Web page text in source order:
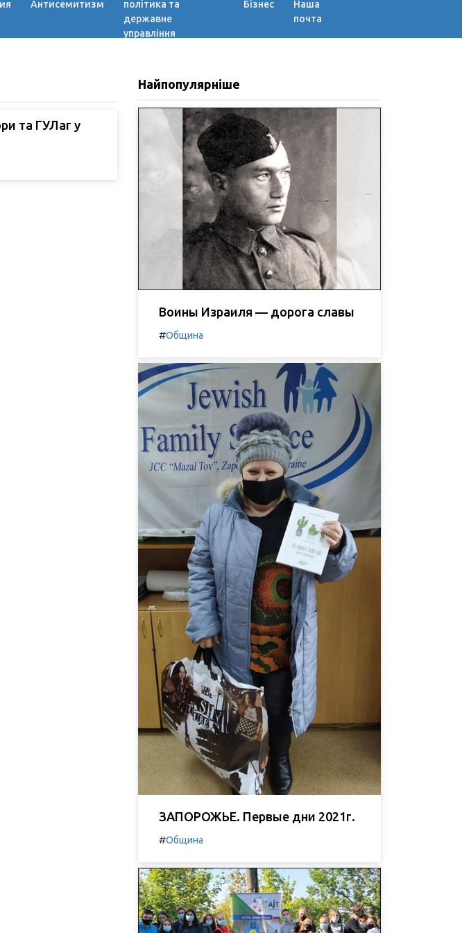
Антисемитизм
політика та
державне
управління
Бізнес
Наша
почта
та ГУЛаг у
Найпопулярніше
Воины Израиля — дорога славы
#Община
ЗАПОРОЖЬЕ. Первые дни 2021г.
#Община